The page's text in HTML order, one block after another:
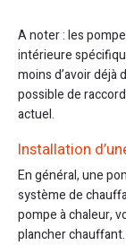
A noter : les
intérieure
moins d’avoir déjà
possible de
actuel.
Installation
En général, une
système de
pompe à chaleur,
plancher chauffant.